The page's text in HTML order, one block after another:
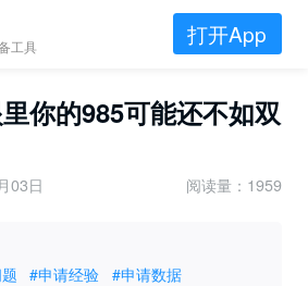
工具 打开App
你的985可能还不如双
03日 阅读量：1959
#申请经验 #申请数据